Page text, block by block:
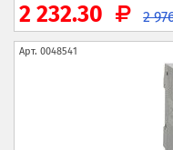
2 232.30 2
Арт. 0048541